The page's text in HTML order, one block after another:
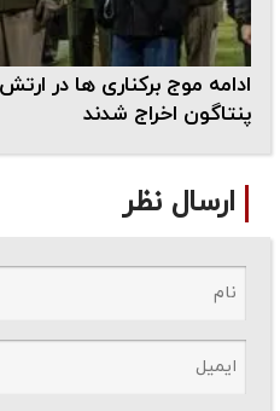
پنتاگون اخراج شدند
ارسال نظر